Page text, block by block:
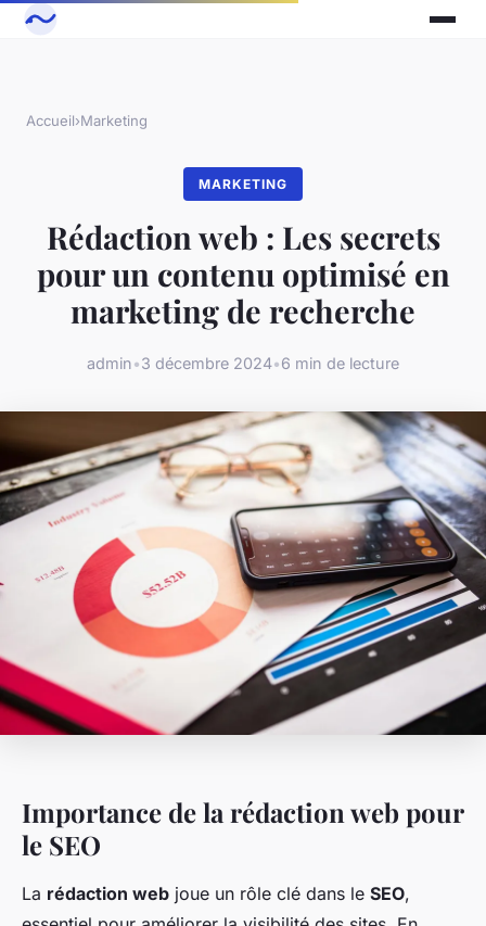
Accueil›Marketing
MARKETING
Rédaction web : Les secrets
pour un contenu optimisé en
marketing de recherche
admin•3 décembre 2024•6 min de lecture
Importance de la rédaction web pour
le SEO
La rédaction web joue un rôle clé dans le SEO,